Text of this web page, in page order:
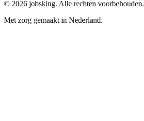
© 2026 jobsking. Alle rechten voorbehouden.
Met zorg gemaakt in Nederland.